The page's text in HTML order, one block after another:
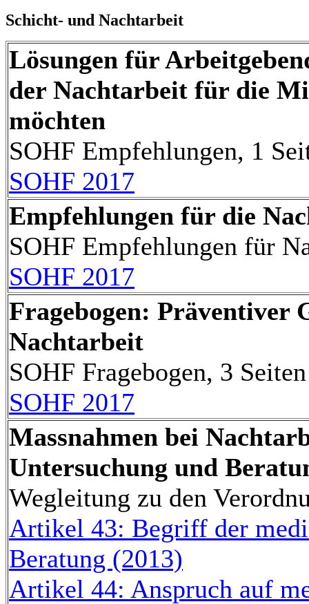
Schicht- und Nachtarbeit
Lösungen für
der Nachtarbeit für die
möchten
SOHF Empfehlungen, 1
SOHF 2017
Empfehlungen für die
SOHF Empfehlungen für
SOHF 2017
Fragebogen: Präventiver
Nachtarbeit
SOHF Fragebogen, 3
SOHF 2017
Massnahmen bei
Untersuchung und
Wegleitung zu den
Artikel 43: Begriff der
Beratung (2013)
Artikel 44: Anspruch auf